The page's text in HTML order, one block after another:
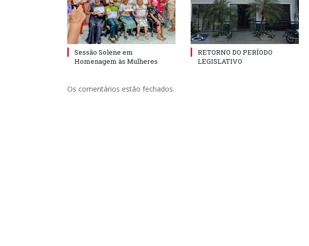
Sessão Solene em
Homenagem às Mulheres
RETORNO DO PERÍODO
LEGISLATIVO
Os comentários estão fechados.